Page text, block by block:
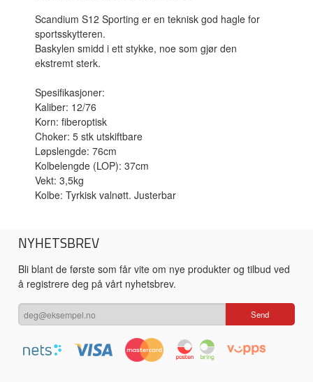
Scandium S12 Sporting er en teknisk god hagle for
sportsskytteren.
Baskylen smidd i ett stykke, noe som gjør den
ekstremt sterk.
Spesifikasjoner:
Kaliber: 12/76
Korn: fiberoptisk
Choker: 5 stk utskiftbare
Løpslengde: 76cm
Kolbelengde (LOP): 37cm
Vekt: 3,5kg
Kolbe: Tyrkisk valnøtt. Justerbar
NYHETSBREV
Bli blant de første som får vite om nye produkter og tilbud ved
å registrere deg på vårt nyhetsbrev.